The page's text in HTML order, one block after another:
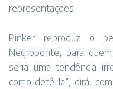
representações.
Pinker reproduz o
Negroponte, para
seria uma tendência
como detê-la”, dirá,